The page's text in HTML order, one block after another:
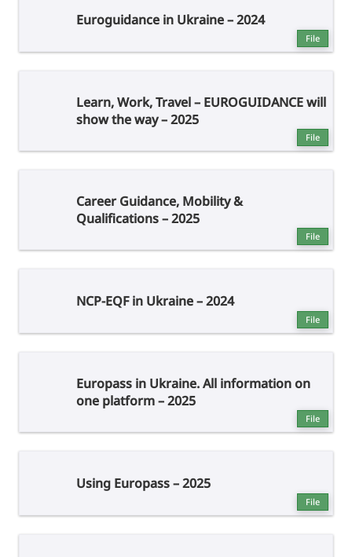
Euroguidance in Ukraine – 2024
File
Learn, Work, Travel – EUROGUIDANCE will
show the way – 2025
File
Career Guidance, Mobility &
Qualifications – 2025
File
NCP-EQF in Ukraine – 2024
File
Europass in Ukraine. All information on
one platform – 2025
File
Using Europass – 2025
File